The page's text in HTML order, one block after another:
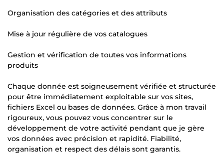
Organisation des catégories et des attributs
Mise à jour régulière de vos catalogues
Gestion et vérification de toutes vos informations
produits
Chaque donnée est soigneusement vérifiée et structurée
pour être immédiatement exploitable sur vos sites,
fichiers Excel ou bases de données. Grâce à mon travail
rigoureux, vous pouvez vous concentrer sur le
développement de votre activité pendant que je gère
vos données avec précision et rapidité. Fiabilité,
organisation et respect des délais sont garantis.